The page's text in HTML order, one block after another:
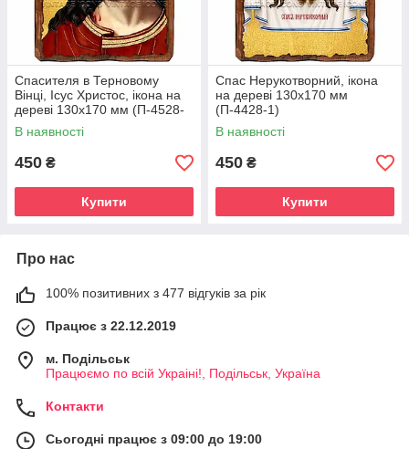
Спасителя в Терновому
Вінці, Ісус Христос, ікона на
дереві 130х170 мм (П-4528-
1)
В наявності
450 ₴
Купити
Спас Нерукотворний, ікона
на дереві 130х170 мм
(П-4428-1)
В наявності
450 ₴
Купити
Про нас
100% позитивних з 477 відгуків за рік
Працює з 22.12.2019
м. Подільськ
Працюємо по всій Украіні!, Подільськ, Україна
Контакти
Сьогодні працює з 09:00 до 19:00